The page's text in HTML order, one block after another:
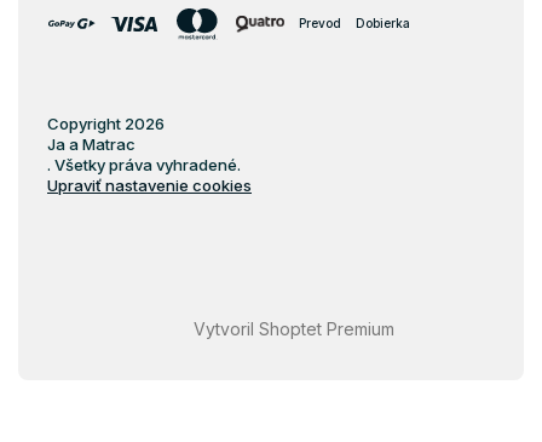
Prevod Dobierka
Vytvoril Shoptet Premium
Copyright 2026
Ja a Matrac
. Všetky práva vyhradené.
Upraviť nastavenie cookies